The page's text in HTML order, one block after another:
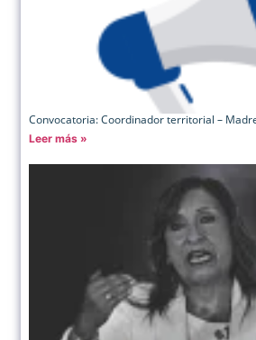
Convocatoria: Coordinador territorial –
Leer más »